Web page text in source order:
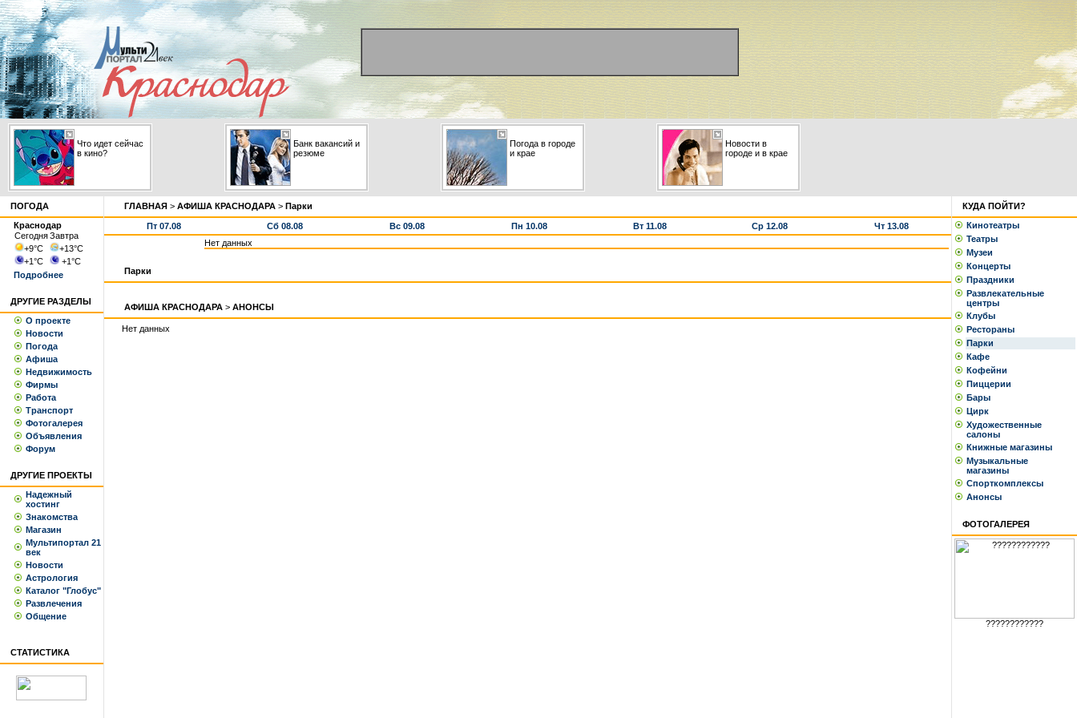
Что идет сейчас
в кино?
Банк вакансий и
резюме
Погода в городе
и крае
Новости в
городе и в крае
ПОГОДА
Краснодар
СегодняЗавтра
+9°С +13°С
+1°С +1°С
Подробнее
ДРУГИЕ РАЗДЕЛЫ
О проекте
Новости
Погода
Афиша
Недвижимость
Фирмы
Работа
Транспорт
Фотогалерея
Объявления
Форум
ДРУГИЕ ПРОЕКТЫ
Надежный
хостинг
Знакомства
Магазин
Мультипортал 21
век
Новости
Астрология
Каталог "Глобус"
Развлечения
Общение
СТАТИСТИКА
ГЛАВНАЯ > АФИША КРАСНОДАРА > Парки
Пт 07.08 Сб 08.08 Вс 09.08 Пн 10.08 Вт 11.08 Ср 12.08
Чт 13.08
Нет данных
Парки
АФИША КРАСНОДАРА > АНОНСЫ
Нет данных
КУДА ПОЙТИ?
Кинотеатры
Театры
Музеи
Концерты
Праздники
Развлекательные
центры
Клубы
Рестораны
Парки
Кафе
Кофейни
Пиццерии
Бары
Цирк
Художественные
салоны
Книжные магазины
Музыкальные
магазины
Спорткомплексы
Анонсы
ФОТОГАЛЕРЕЯ
????????????